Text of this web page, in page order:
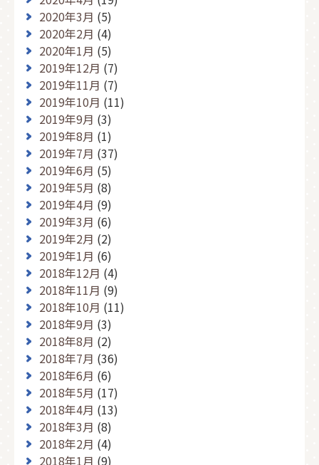
2020年3月 (5)
2020年2月 (4)
2020年1月 (5)
2019年12月 (7)
2019年11月 (7)
2019年10月 (11)
2019年9月 (3)
2019年8月 (1)
2019年7月 (37)
2019年6月 (5)
2019年5月 (8)
2019年4月 (9)
2019年3月 (6)
2019年2月 (2)
2019年1月 (6)
2018年12月 (4)
2018年11月 (9)
2018年10月 (11)
2018年9月 (3)
2018年8月 (2)
2018年7月 (36)
2018年6月 (6)
2018年5月 (17)
2018年4月 (13)
2018年3月 (8)
2018年2月 (4)
2018年1月 (9)